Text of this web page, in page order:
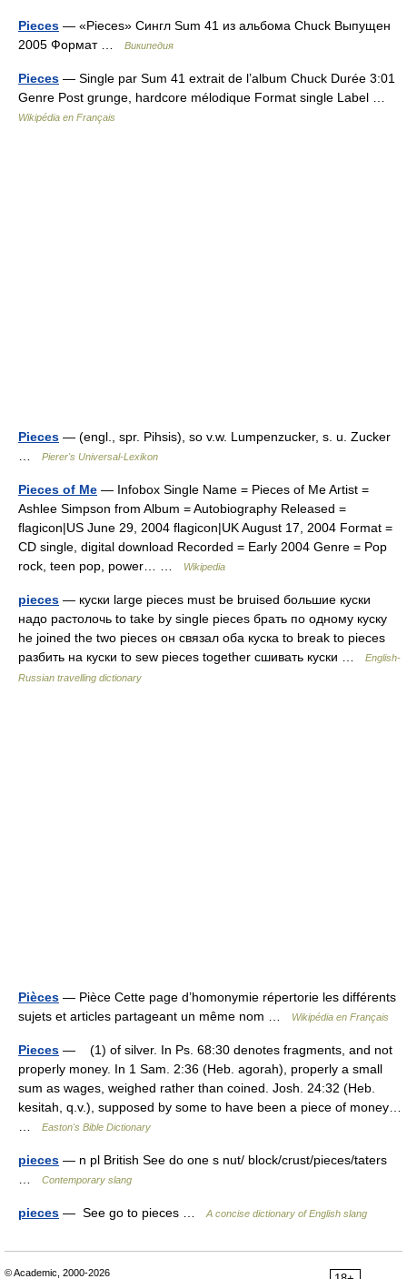
Pieces — «Pieces» Сингл Sum 41 из альбома Chuck Выпущен
2005 Формат …
Википедия
Pieces — Single par Sum 41 extrait de l’album Chuck Durée 3:01
Genre Post grunge, hardcore mélodique Format single Label …
Wikipédia en Français
Pieces — (engl., spr. Pihsis), so v.w. Lumpenzucker, s. u. Zucker
Pierer's Universal-Lexikon
Pieces of Me — Infobox Single Name = Pieces of Me Artist =
Ashlee Simpson from Album = Autobiography Released =
flagicon|US June 29, 2004 flagicon|UK August 17, 2004 Format =
CD single, digital download Recorded = Early 2004 Genre = Pop
rock, teen pop, power… …
Wikipedia
pieces — куски large pieces must be bruised большие куски
надо растолочь to take by single pieces брать по одному куску
he joined the two pieces он связал оба куска to break to pieces
разбить на куски to sew pieces together сшивать куски …
English-
Russian travelling dictionary
Pièces — Pièce Cette page d’homonymie répertorie les différents
sujets et articles partageant un même nom …
Wikipédia en Français
Pieces — (1) of silver. In Ps. 68:30 denotes fragments, and not
properly money. In 1 Sam. 2:36 (Heb. agorah), properly a small
sum as wages, weighed rather than coined. Josh. 24:32 (Heb.
kesitah, q.v.), supposed by some to have been a piece of money…
Easton's Bible Dictionary
pieces — n pl British See do one s nut/ block/crust/pieces/taters
Contemporary slang
pieces — See go to pieces … A concise dictionary of English slang
© Academic, 2000-2026